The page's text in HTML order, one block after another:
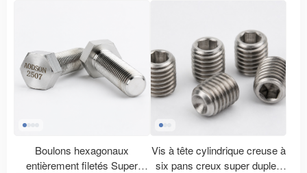
Boulons hexagonaux
entièrement filetés Super
Vis à tête cylindrique creuse à
six pans creux super duplex